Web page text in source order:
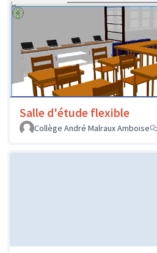
Salle d'étude flexible
Collège André Malraux Amboise